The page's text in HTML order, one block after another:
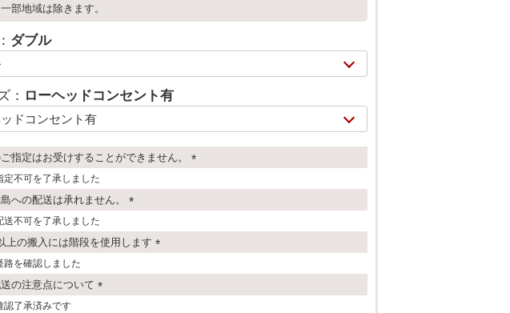
2/17
部地域は除きます。
ダブル
： ローヘッドコンセント有
指定はお受けすることができません。
必
定不可を了承しました
への配送は承れません。
必
須
送不可を了承しました
上の搬入には階段を使用します
必
路を確認しました
の注意点について
認了承済みです